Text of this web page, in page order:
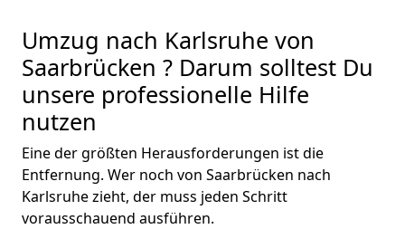
Umzug nach Karlsruhe von
Saarbrücken ? Darum solltest Du
unsere professionelle Hilfe
nutzen
Eine der größten Herausforderungen ist die
Entfernung. Wer noch von Saarbrücken nach
Karlsruhe zieht, der muss jeden Schritt
vorausschauend ausführen.